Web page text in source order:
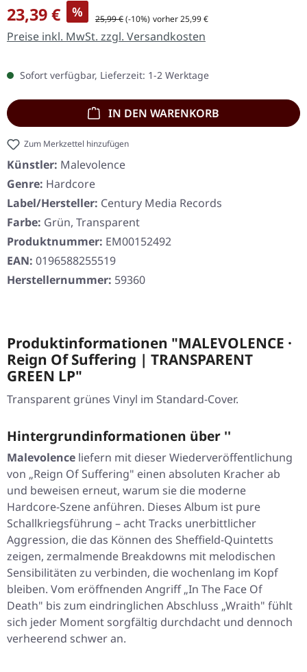
Verkaufspreis:
23,39 € % Regulärer Preis:
25,99 €(-10%) vorher 25,99 €
Preise inkl. MwSt. zzgl. Versandkosten
Sofort verfügbar, Lieferzeit: 1-2 Werktage
IN DEN WARENKORB
Zum Merkzettel hinzufügen
Künstler: Malevolence
Genre: Hardcore
Label/Hersteller: Century Media Records
Farbe: Grün, Transparent
Produktnummer: EM00152492
EAN: 0196588255519
Herstellernummer: 59360
Produktinformationen "MALEVOLENCE ·
Reign Of Suffering | TRANSPARENT
GREEN LP"
Transparent grünes Vinyl im Standard-Cover.
Hintergrundinformationen über ''
Malevolence liefern mit dieser Wiederveröffentlichung
von „Reign Of Suffering" einen absoluten Kracher ab
und beweisen erneut, warum sie die moderne
Hardcore-Szene anführen. Dieses Album ist pure
Schallkriegsführung – acht Tracks unerbittlicher
Aggression, die das Können des Sheffield-Quintetts
zeigen, zermalmende Breakdowns mit melodischen
Sensibilitäten zu verbinden, die wochenlang im Kopf
bleiben. Vom eröffnenden Angriff „In The Face Of
Death" bis zum eindringlichen Abschluss „Wraith" fühlt
sich jeder Moment sorgfältig durchdacht und dennoch
verheerend schwer an.